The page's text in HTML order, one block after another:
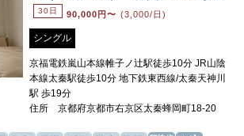
30日 90,000 円〜 (3,000/日)
シングル
京福電鉄嵐山本線帷子ノ辻駅徒歩10分 JR山陰
本線太秦駅徒歩10分 地下鉄東西線/太秦天神川
駅 歩19分
住所 京都府京都市右京区太秦蜂岡町18-20